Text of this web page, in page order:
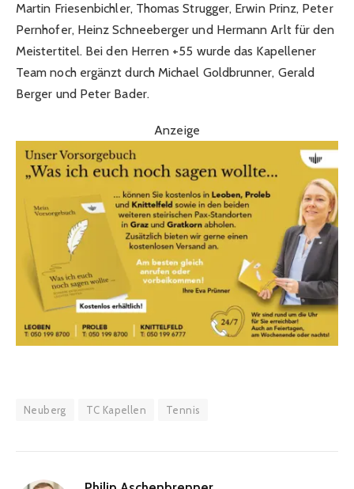
Martin Friesenbichler, Thomas Strugger, Erwin Prinz, Peter
Pernhofer, Heinz Schneeberger und Hermann Arlt für den
Meistertitel. Bei den Herren +55 wurde das Kapellener
Team noch ergänzt durch Michael Goldbrunner, Gerald
Berger und Peter Bader.
Anzeige
Neuberg TC Kapellen Tennis